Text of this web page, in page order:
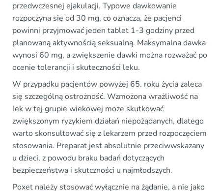
przedwczesnej ejakulacji. Typowe dawkowanie
rozpoczyna się od 30 mg, co oznacza, że pacjenci
powinni przyjmować jeden tablet 1-3 godziny przed
planowaną aktywnością seksualną. Maksymalna dawka
wynosi 60 mg, a zwiększenie dawki można rozważać po
ocenie tolerancji i skuteczności leku.
W przypadku pacjentów powyżej 65. roku życia zaleca
się szczególną ostrożność. Wzmożona wrażliwość na
lek w tej grupie wiekowej może skutkować
zwiększonym ryzykiem działań niepożądanych, dlatego
warto skonsultować się z lekarzem przed rozpoczęciem
stosowania. Preparat jest absolutnie przeciwwskazany
u dzieci, z powodu braku badań dotyczących
bezpieczeństwa i skutczności u najmłodszych.
Poxet należy stosować wyłącznie na żądanie, a nie jako